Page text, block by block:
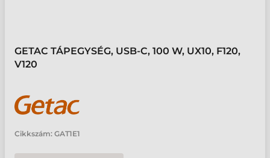
GETAC TÁPEGYSÉG, USB-C, 100 W, UX10, F120,
V120
Cikkszám: GAT1E1